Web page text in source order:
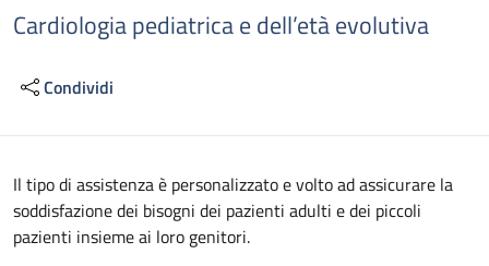
Cardiologia pediatrica e dell’età evolutiva
Condividi
Descrizione
Il tipo di assistenza è personalizzato e volto ad assicurare la
soddisfazione dei bisogni dei pazienti adulti e dei piccoli
pazienti insieme ai loro genitori.